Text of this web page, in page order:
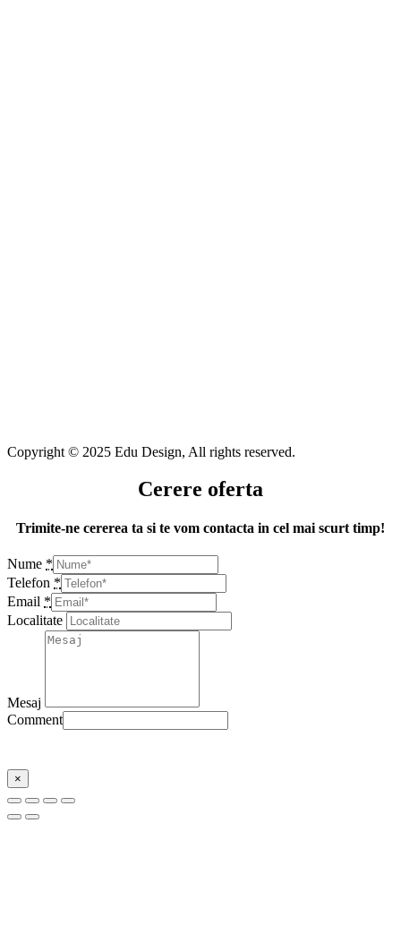
Copyright © 2025 Edu Design, All rights reserved.
Cerere oferta
Trimite-ne cererea ta si te vom contacta in cel mai scurt timp!
Nume *
Telefon *
Email *
Localitate
Mesaj
Comment
×